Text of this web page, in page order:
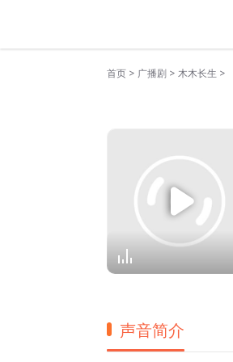
首页 > 广播剧 > 木木长生 >
声音简介